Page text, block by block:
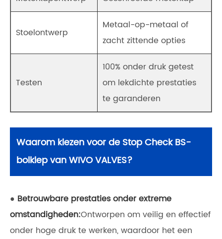
Stoelontwerp
Metaal-op-metaal of
zacht zittende opties
Testen
100% onder druk getest
om lekdichte prestaties
te garanderen
Waarom kiezen voor de Stop Check BS-
bolklep van WIVO VALVES?
● Betrouwbare prestaties onder extreme
omstandigheden:Ontworpen om veilig en effectief
onder hoge druk te werken, waardoor het een